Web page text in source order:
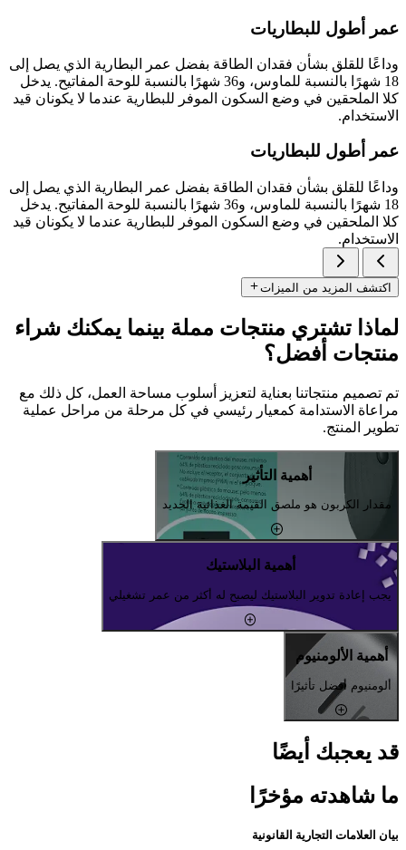
عمر أطول للبطاريات
وداعًا للقلق بشأن فقدان الطاقة بفضل عمر البطارية الذي يصل إلى
18 شهرًا بالنسبة للماوس، و36 شهرًا بالنسبة للوحة المفاتيح. يدخل
كلا الملحقين في وضع السكون الموفر للبطارية عندما لا يكونان قيد
الاستخدام.
عمر أطول للبطاريات
وداعًا للقلق بشأن فقدان الطاقة بفضل عمر البطارية الذي يصل إلى
18 شهرًا بالنسبة للماوس، و36 شهرًا بالنسبة للوحة المفاتيح. يدخل
كلا الملحقين في وضع السكون الموفر للبطارية عندما لا يكونان قيد
الاستخدام.
اكتشف المزيد من الميزات
لماذا تشتري منتجات مملة بينما يمكنك شراء
منتجات أفضل؟
تم تصميم منتجاتنا بعناية لتعزيز أسلوب مساحة العمل، كل ذلك مع
مراعاة الاستدامة كمعيار رئيسي في كل مرحلة من مراحل عملية
تطوير المنتج.
أهمية التأثير
مقدار الكربون هو ملصق القيمة الغذائية الجديد
أهمية البلاستيك
يجب إعادة تدوير البلاستيك ليصبح له أكثر من عمر تشغيلي
أهمية الألومنيوم
ألومنيوم أفضل تأثيرًا
قد يعجبك أيضًا
ما شاهدته مؤخرًا
بيان العلامات التجارية القانونية